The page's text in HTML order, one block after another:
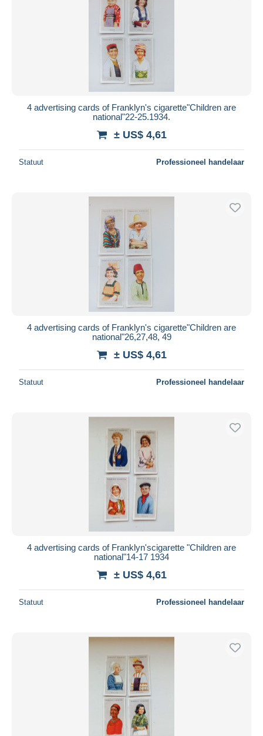
4 advertising cards of Franklyn's cigarette"Children are
national"22-25.1934.
± US$ 4,61
Statuut Professioneel handelaar
4 advertising cards of Franklyn's cigarette"Children are
national"26,27,48, 49
± US$ 4,61
Statuut Professioneel handelaar
4 advertising cards of Franklyn'scigarette "Children are
national"14-17 1934
± US$ 4,61
Statuut Professioneel handelaar